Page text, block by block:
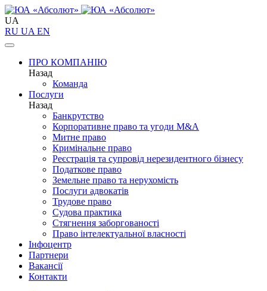
UA
RU UA EN
ПРО КОМПАНІЮ
Назад
Команда
Послуги
Назад
Банкрутство
Корпоративне право та угоди M&A
Митне право
Кримінальне право
Реєстрація та супровід нерезидентного бізнесу
Податкове право
Земельне право та нерухомість
Послуги адвокатів
Трудове право
Судова практика
Стягнення заборгованості
Право інтелектуальної власності
Інфоцентр
Партнери
Вакансії
Контакти